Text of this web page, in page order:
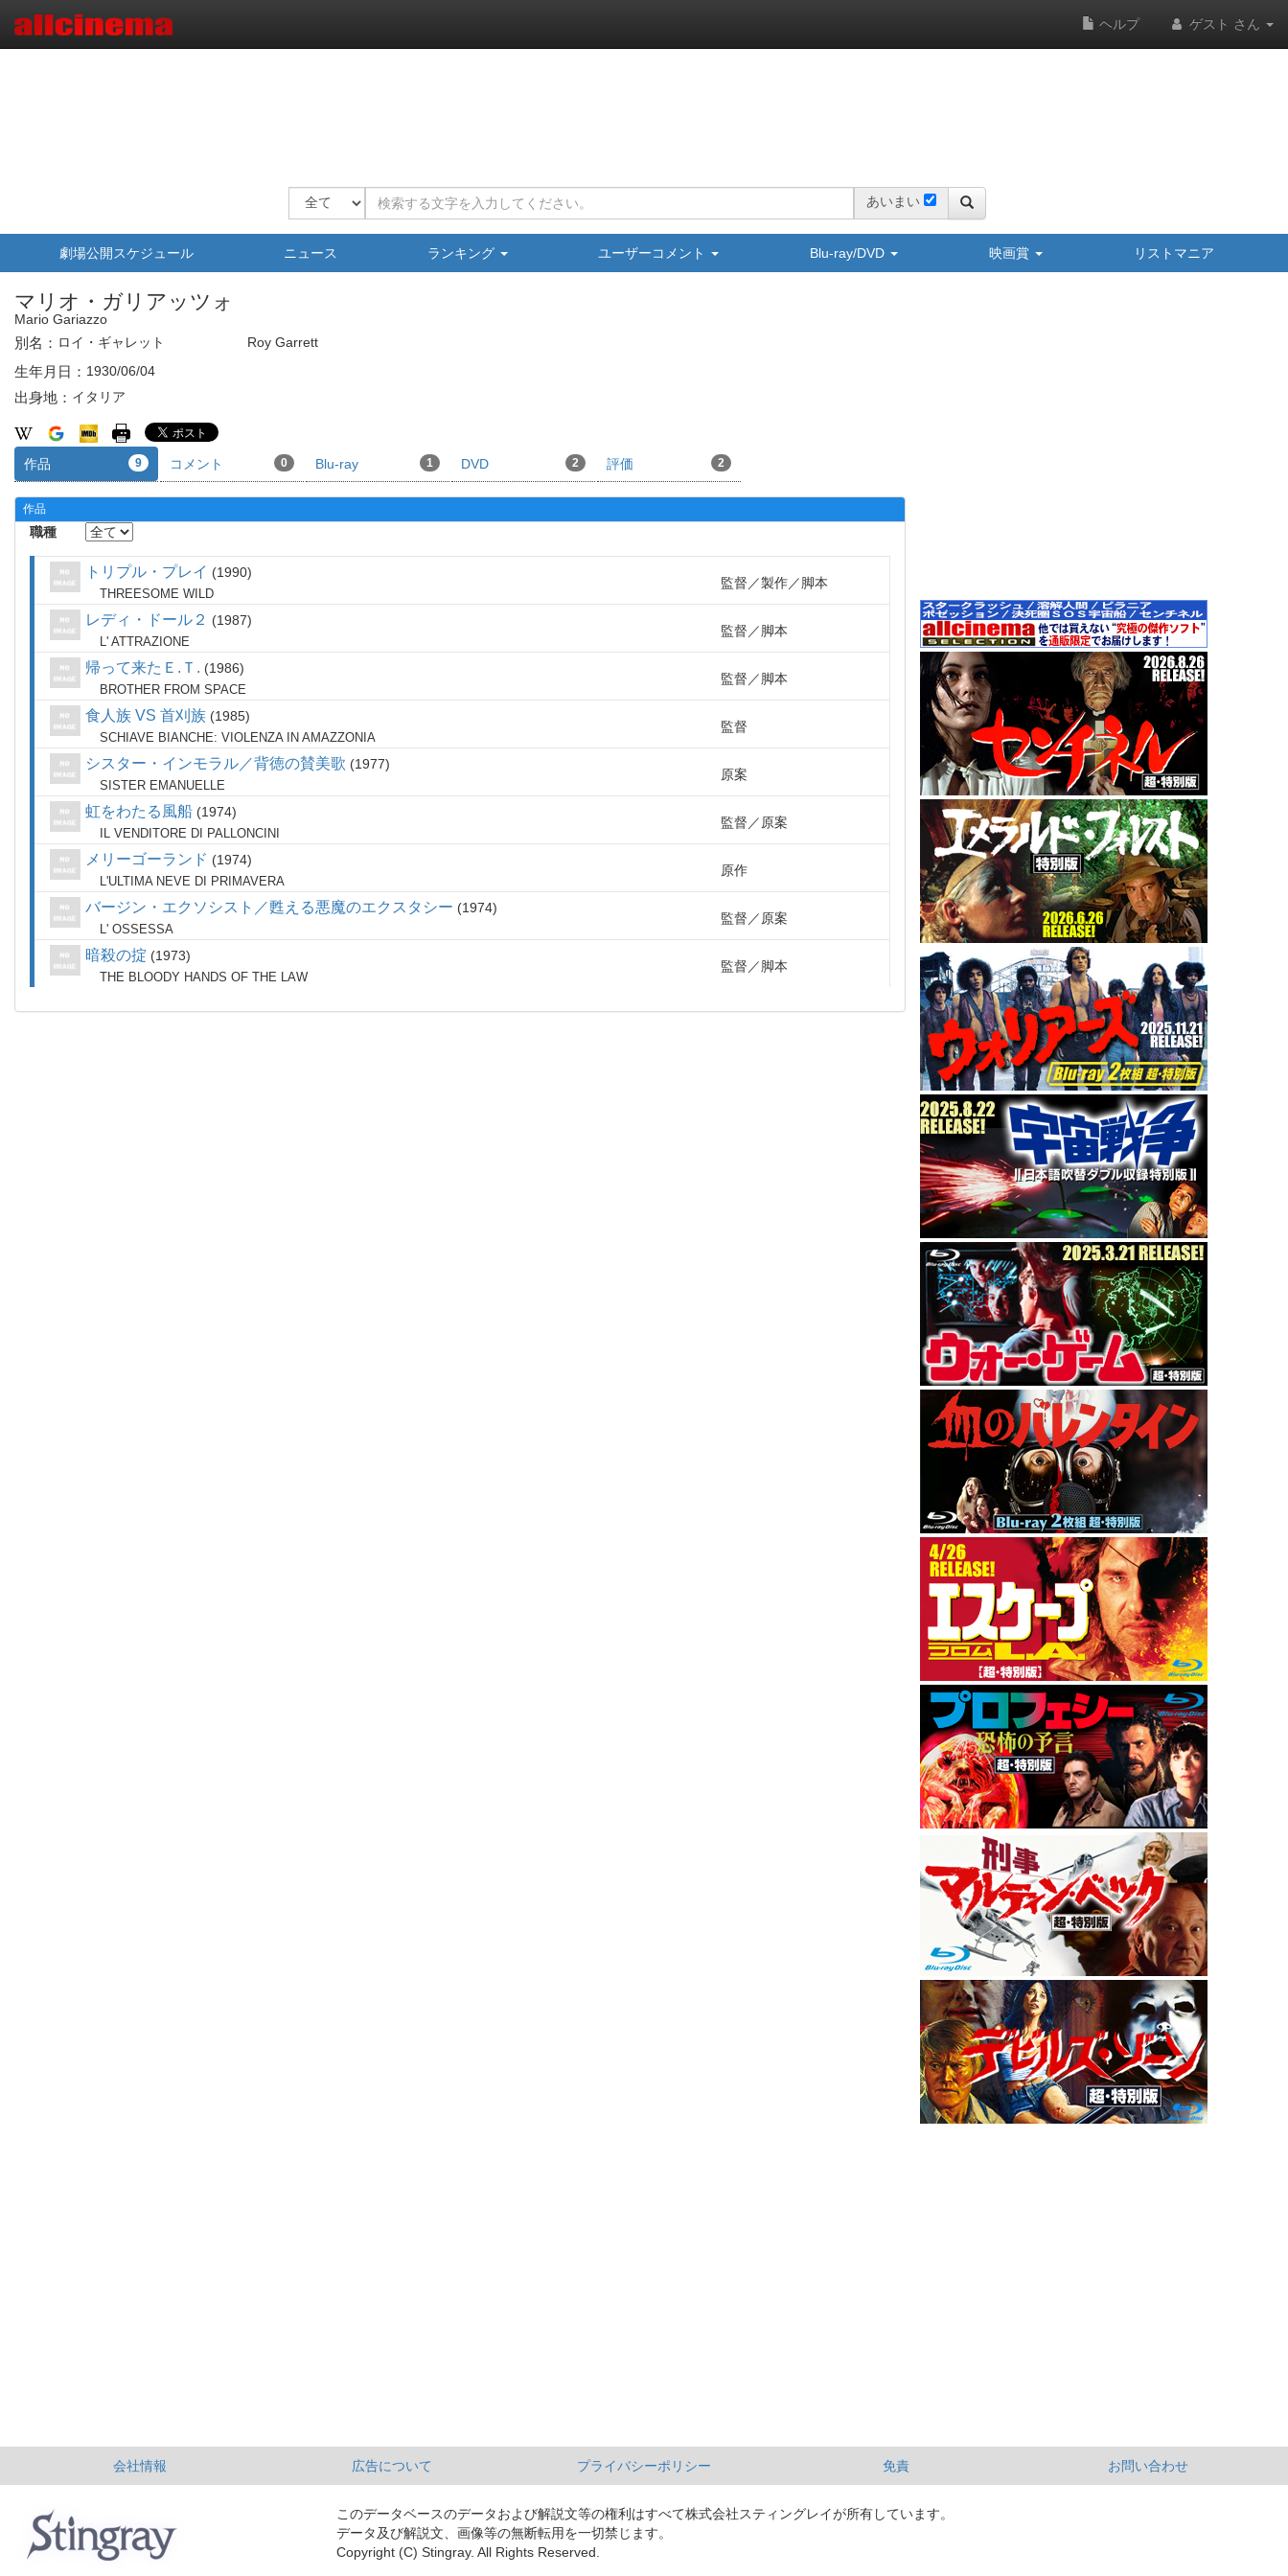
ヘルプ ゲスト さん
あいまい
劇場公開スケジュール ニュース ランキング ユーザーコメント Blu-ray/DVD 映画賞 リストマニア
マリオ・ガリアッツォ
Mario Gariazzo
別名： ロイ・ギャレット Roy Garrett
生年月日： 1930/06/04
出身地： イタリア
作品 9 コメント 0 Blu-ray 1 DVD 2 評価 2
作品
職種
トリプル・プレイ 1990
THREESOME WILD
監督 製作 脚本
レディ・ドール２ 1987
L' ATTRAZIONE
監督 脚本
帰って来たＥ.Ｔ. 1986
BROTHER FROM SPACE
監督 脚本
食人族 VS 首刈族 1985
SCHIAVE BIANCHE: VIOLENZA IN AMAZZONIA
監督
シスター・インモラル／背徳の賛美歌 1977
SISTER EMANUELLE
原案
虹をわたる風船 1974
IL VENDITORE DI PALLONCINI
監督 原案
メリーゴーランド 1974
L'ULTIMA NEVE DI PRIMAVERA
原作
バージン・エクソシスト／甦える悪魔のエクスタシー 1974
L' OSSESSA
監督 原案
暗殺の掟 1973
THE BLOODY HANDS OF THE LAW
監督 脚本
会社情報 広告について プライバシーポリシー 免責 お問い合わせ
このデータベースのデータおよび解説文等の権利はすべて株式会社スティングレイが所有しています。
データ及び解説文、画像等の無断転用を一切禁じます。
Copyright (C) Stingray. All Rights Reserved.